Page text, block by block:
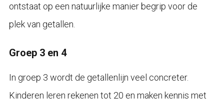
ontstaat op een natuurlijke manier begrip voor de
plek van getallen.
Groep 3 en 4
In groep 3 wordt de getallenlijn veel concreter.
Kinderen leren rekenen tot 20 en maken kennis met